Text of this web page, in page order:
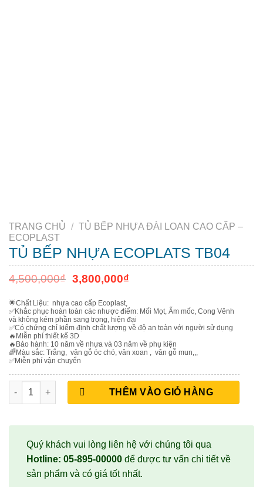
TRANG CHỦ /
TỦ BẾP NHỰA ĐÀI LOAN CAO CẤP –
ECOPLAST
TỦ BẾP NHỰA ECOPLATS TB04
4,500,000₫ 3,800,000₫
🌟Chất Liệu: nhựa cao cấp Ecoplast,
✅Khắc phục hoàn toàn các nhược điểm: Mối Mọt, Ẩm mốc, Cong Vênh
và không kém phần sang trọng, hiện đại
✅Có chứng chỉ kiểm định chất lượng về độ an toàn với người sử dụng
🔥 Miễn phí thiết kế 3D
🔥 Bảo hành: 10 năm về nhựa và 03 năm về phụ kiện
🌈Màu sắc: Trắng, vân gỗ óc chó, vân xoan , vân gỗ mun,,,
✅Miễn phí vận chuyển
TỦ BẾP NHỰA ECOPLATS TB04 số lượng
THÊM VÀO GIỎ HÀNG
Quý khách vui lòng liên hệ với chúng tôi qua
Hotline: 05-895-00000 để được tư vấn chi tiết về
sản phẩm và có giá tốt nhất.